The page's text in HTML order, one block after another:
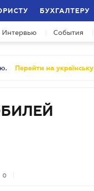
БУХГАЛТЕРУ
Интервью События
Перейти на українську
0